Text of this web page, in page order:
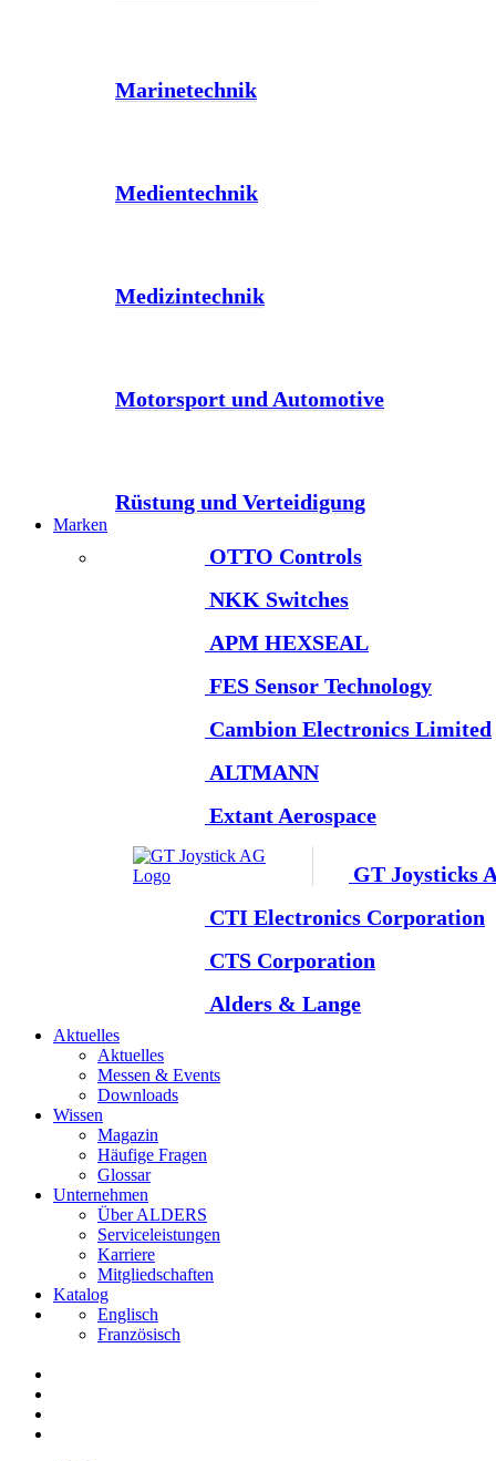
Marinetechnik
Medientechnik
Medizintechnik
Motorsport und Automotive
Rüstung und Verteidigung
Marken
OTTO Controls
NKK Switches
APM HEXSEAL
FES Sensor Technology
Cambion Electronics Limited
ALTMANN
Extant Aerospace
GT Joysticks
CTI Electronics Corporation
CTS Corporation
Alders & Lange
Aktuelles
Aktuelles
Messen & Events
Downloads
Wissen
Magazin
Häufige Fragen
Glossar
Unternehmen
Über ALDERS
Serviceleistungen
Karriere
Mitgliedschaften
Katalog
Englisch
Französisch